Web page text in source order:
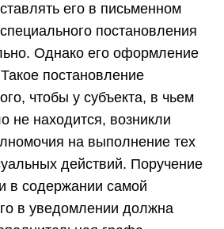
его в письменном
постановления
Однако его оформление
постановление
чтобы у субъекта, в чьем
не находится, возникли
на выполнение тех
действий. Поручение
в содержании самой
в уведомлении должна